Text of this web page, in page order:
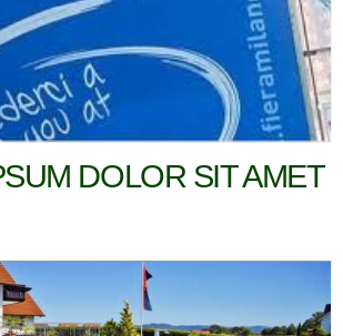
DOLOR SIT AMET